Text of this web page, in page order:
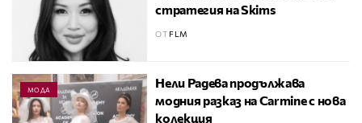
стратегия на Skims
ОТ FLM
МОДА
Нели Радева продължава
модния разказ на Carmine с нова
колекция